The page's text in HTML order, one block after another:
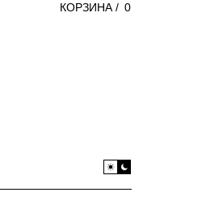
КОРЗИНА / 0